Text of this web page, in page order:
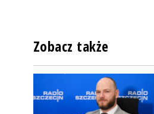
Zobacz także